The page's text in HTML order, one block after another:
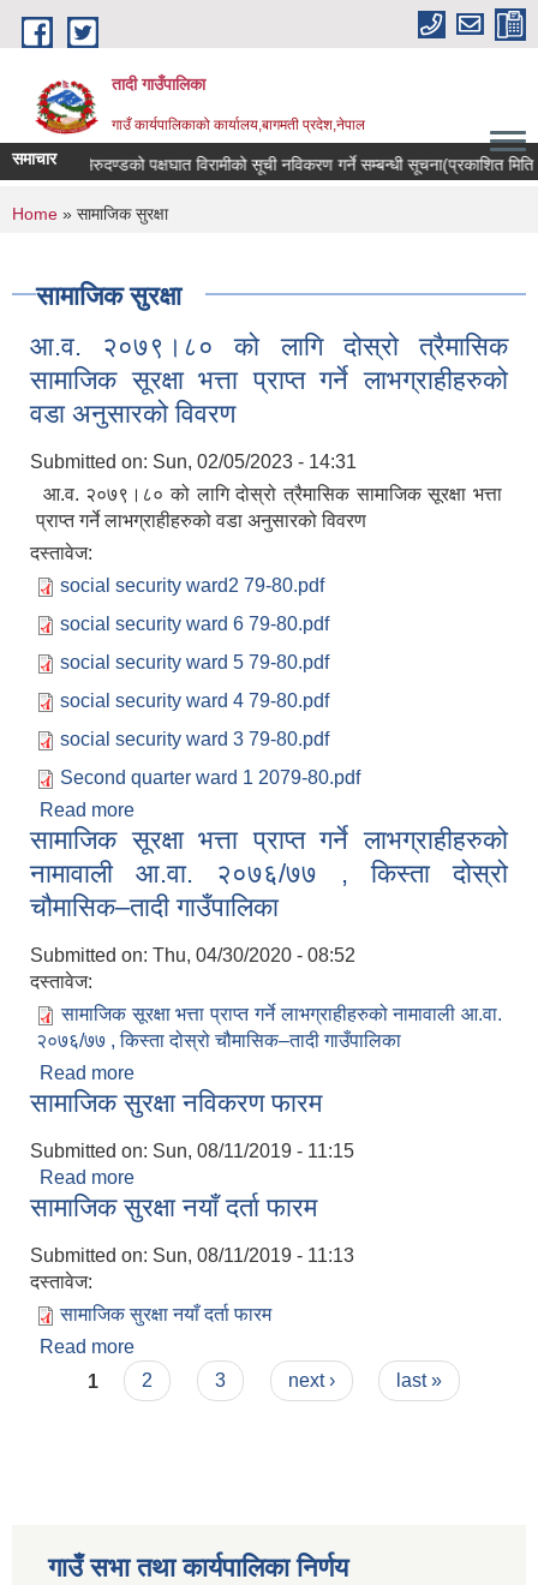
Skip to main content
तादी गाउँपालिका
गाउँ कार्यपालिकाको कार्यालय,बागमती प्रदेश,नेपाल
समाचाररोगी र मेरुदण्डको पक्षघात विरामीको सूची नविकरण गर्ने सम्बन्धी सूचना(प्रकाशित
You are here
Home » सामाजिक सुरक्षा
सामाजिक सुरक्षा
आ.व. २०७९।८० को लागि दोस्रो त्रैमासिक
सामाजिक सूरक्षा भत्ता प्राप्त गर्ने लाभग्राहीहरुको
वडा अनुसारको विवरण
Submitted on: Sun, 02/05/2023 - 14:31
आ.व. २०७९।८० को लागि दोस्रो त्रैमासिक सामाजिक सूरक्षा भत्ता
प्राप्त गर्ने लाभग्राहीहरुको वडा अनुसारको विवरण
दस्तावेज:
social security ward2 79-80.pdf
social security ward 6 79-80.pdf
social security ward 5 79-80.pdf
social security ward 4 79-80.pdf
social security ward 3 79-80.pdf
Second quarter ward 1 2079-80.pdf
Read more
सामाजिक सूरक्षा भत्ता प्राप्त गर्ने लाभग्राहीहरुको वडा
अनुसारको विवरण
सामाजिक सूरक्षा भत्ता प्राप्त गर्ने लाभग्राहीहरुको
नामावाली आ.वा. २०७६/७७ , किस्ता दोस्रो
चौमासिक–तादी गाउँपालिका
Submitted on: Thu, 04/30/2020 - 08:52
दस्तावेज:
सामाजिक सूरक्षा भत्ता प्राप्त गर्ने लाभग्राहीहरुको नामावाली आ.वा.
२०७६/७७ , किस्ता दोस्रो चौमासिक–तादी गाउँपालिका
Read more
नामावाली आ.वा. २०७६/७७ , किस्ता दोस्रो चौमासिक–तादी
सामाजिक सुरक्षा नविकरण फारम
Submitted on: Sun, 08/11/2019 - 11:15
Read more
सामाजिक सुरक्षा नयाँ दर्ता फारम
Submitted on: Sun, 08/11/2019 - 11:13
दस्तावेज:
सामाजिक सुरक्षा नयाँ दर्ता फारम
Read more
Pages
1 2 3 next › last »
गाउँ सभा तथा कार्यपालिका निर्णय